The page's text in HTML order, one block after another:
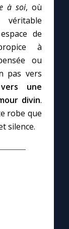
à soi, où
de
à
ou
pas vers
vers une
divin.
robe que
silence.